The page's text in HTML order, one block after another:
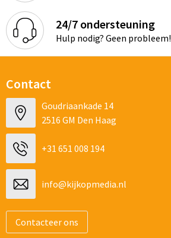
24/7 ondersteuning
Hulp nodig? Geen probleem!
Contact
Goudriaankade 14
2516 GM Den Haag
+31 651 008 194
info@kijkopmedia.nl
Contacteer ons